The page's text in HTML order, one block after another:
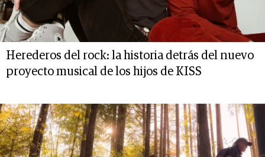
Herederos del rock: la historia detrás del nuevo
proyecto musical de los hijos de KISS